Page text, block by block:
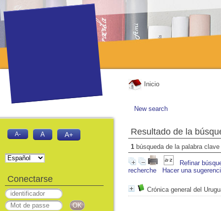
Inicio
New search
Resultado de la
1 búsqueda de la palabra clave
Refinar
recherche
Hacer una
Crónica general del
A- A A+
Conectarse